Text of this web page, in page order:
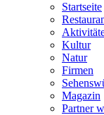
Startseite
Kultur
Natur
Firmen
Magazin
Partner